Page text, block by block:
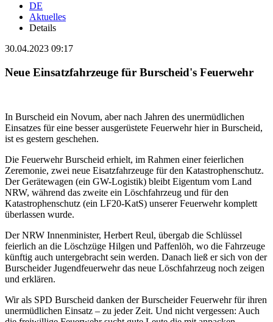
DE
Aktuelles
Details
30.04.2023 09:17
Neue Einsatzfahrzeuge für Burscheid's Feuerwehr
In Burscheid ein Novum, aber nach Jahren des unermüdlichen
Einsatzes für eine besser ausgerüstete Feuerwehr hier in Burscheid,
ist es gestern geschehen.
Die Feuerwehr Burscheid erhielt, im Rahmen einer feierlichen
Zeremonie, zwei neue Eisatzfahrzeuge für den Katastrophenschutz.
Der Gerätewagen (ein GW-Logistik) bleibt Eigentum vom Land
NRW, während das zweite ein Löschfahrzeug und für den
Katastrophenschutz (ein LF20-KatS) unserer Feuerwehr komplett
überlassen wurde.
Der NRW Innenminister, Herbert Reul, übergab die Schlüssel
feierlich an die Löschzüge Hilgen und Paffenlöh, wo die Fahrzeuge
künftig auch untergebracht sein werden. Danach ließ er sich von der
Burscheider Jugendfeuerwehr das neue Löschfahrzeug noch zeigen
und erklären.
Wir als SPD Burscheid danken der Burscheider Feuerwehr für ihren
unermüdlichen Einsatz – zu jeder Zeit. Und nicht vergessen: Auch